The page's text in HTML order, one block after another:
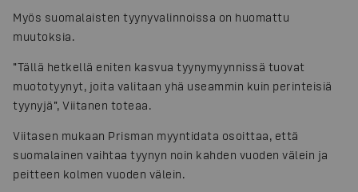
Myös suomalaisten tyynyvalinnoissa on huomattu
muutoksia.
”Tällä hetkellä eniten kasvua tyynymyynnissä tuovat
muototyynyt, joita valitaan yhä useammin kuin perinteisiä
tyynyjä”, Viitanen toteaa.
Viitasen mukaan Prisman myyntidata osoittaa, että
suomalainen vaihtaa tyynyn noin kahden vuoden välein ja
peitteen kolmen vuoden välein.